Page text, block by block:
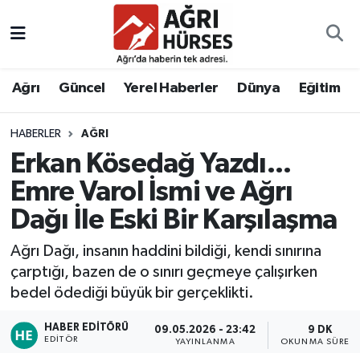
Ağrı Güncel Yerel Haberler Dünya Eğitim
HABERLER AĞRI
Erkan Kösedağ Yazdı...
Emre Varol İsmi ve Ağrı
Dağı İle Eski Bir Karşılaşma
Ağrı Dağı, insanın haddini bildiği, kendi sınırına
çarptığı, bazen de o sınırı geçmeye çalışırken
bedel ödediği büyük bir gerçeklikti.
HABER EDITÖRÜ
EDITÖR
09.05.2026 - 23:42
YAYINLANMA
9 DK
OKUNMA SÜRESI
Hava Durumu
Tüm Manşetler
Son Dakika Haberleri
Haber Arşivi